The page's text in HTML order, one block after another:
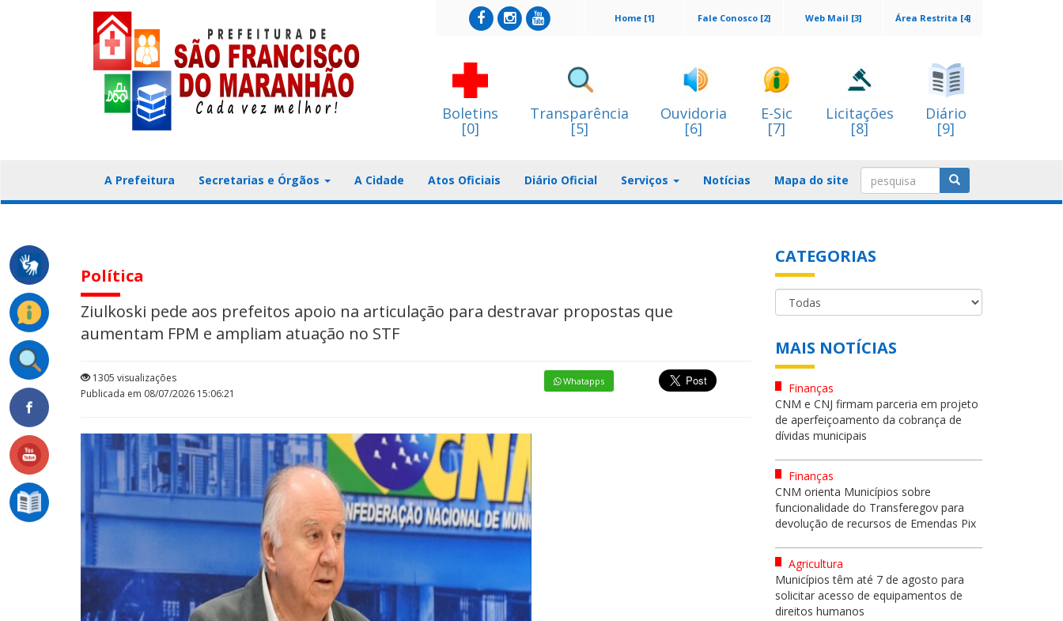
Área Restrita [4]
Web Mail [3]
Fale Conosco [2]
Home [1]
Boletins
[0]
Transparência
[5]
Ouvidoria
[6]
E-Sic
[7]
Licitações
[8]
Diário
[9]
A Prefeitura Secretarias e Órgãos A Cidade Atos Oficiais Diário Oficial Serviços Notícias Mapa do site
Política
Ziulkoski pede aos prefeitos apoio na articulação para destravar propostas que
aumentam FPM e ampliam atuação no STF
1305 visualizações
Publicada em 08/07/2026 15:06:21
Whatapps
CATEGORIAS
MAIS NOTÍCIAS
Finanças
CNM e CNJ firmam parceria em projeto
de aperfeiçoamento da cobrança de
dívidas municipais
Finanças
CNM orienta Municípios sobre
funcionalidade do Transferegov para
devolução de recursos de Emendas Pix
Agricultura
Municípios têm até 7 de agosto para
solicitar acesso de equipamentos de
direitos humanos